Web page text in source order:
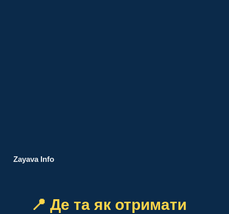
Zayava Info
📍 Де та як отримати